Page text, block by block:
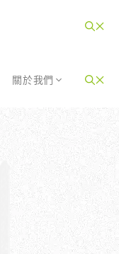
網站
？
準？
網站
含哪些項目？
準？
關於我們